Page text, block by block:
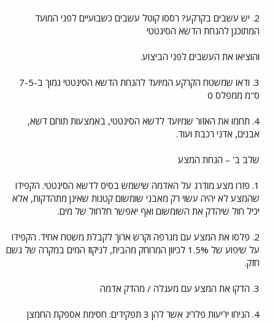
2. יש עשבים בקרקע? רססו קוטל עשבים כשבועיים לפני המועד
המתוכנן להנחת הדשא הסינטטי
והוציאו את העשבים לפני הביצוע.
3. ודאו שמשטח הקרקע המיועד להנחת הדשא הסינטטי נמוך ב-7-5
ס"מ ממפלס 0
4. תחמו את האזור שמיועד לדשא הסינטטי, באמצעות תוחם דשא,
אבנים, אדני רכבת ועוד.
שלב ב' – הנחת המצע
1. פזרו מצע מודרג על האדמה שישמש בסיס לדשא הסינטטי. הקפידו
שהמצע לא יהיה עשוי רק מאבני שומשום קטנות שאינן מתהדקות, אלא
יכיל חול שיהדק את השומשום ואף יאפשר חלחול של מים.
2. פלסו את המצע עם מגרפה וקרש ארוך לקבלת משטח אחיד. הקפידו
על שיפוע של 1.5% לכיוון המרוחק מהבית, לניקוז המים במקרה של גשם
חזק.
3. הדקו את המצע עם מעגלה / מהדק אדמה
4. הניחו יריעות פלריג אשר להן 3 תפקידים: חסימת אספקת החמצן